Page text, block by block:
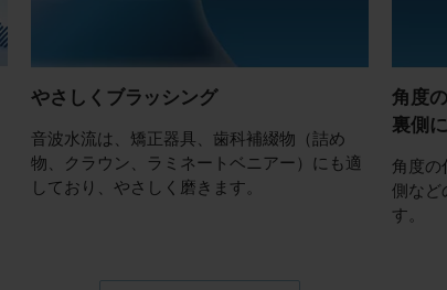
やさしくブラッシング
音波水流は、矯正器具、歯科補綴物（詰め
物、クラウン、ラミネートベニアー）にも適
しており、やさしく磨きます。
角度
裏側
角度の
側など
す。